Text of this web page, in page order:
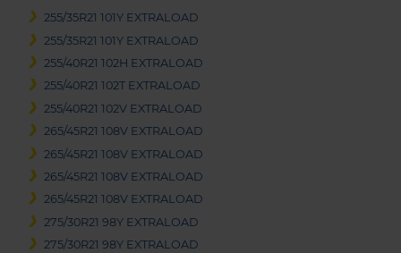
255/35R21 101Y EXTRALOAD
255/35R21 101Y EXTRALOAD
255/40R21 102H EXTRALOAD
255/40R21 102T EXTRALOAD
255/40R21 102V EXTRALOAD
265/45R21 108V EXTRALOAD
265/45R21 108V EXTRALOAD
265/45R21 108V EXTRALOAD
265/45R21 108V EXTRALOAD
275/30R21 98Y EXTRALOAD
275/30R21 98Y EXTRALOAD